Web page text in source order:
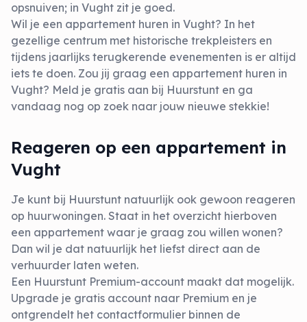
opsnuiven; in Vught zit je goed.
Wil je een appartement huren in Vught? In het
gezellige centrum met historische trekpleisters en
tijdens jaarlijks terugkerende evenementen is er altijd
iets te doen. Zou jij graag een appartement huren in
Vught? Meld je gratis aan bij Huurstunt en ga
vandaag nog op zoek naar jouw nieuwe stekkie!
Reageren op een appartement in
Vught
Je kunt bij Huurstunt natuurlijk ook gewoon reageren
op huurwoningen. Staat in het overzicht hierboven
een appartement waar je graag zou willen wonen?
Dan wil je dat natuurlijk het liefst direct aan de
verhuurder laten weten.
Een Huurstunt Premium-account maakt dat mogelijk.
Upgrade je gratis account naar Premium en je
ontgrendelt het contactformulier binnen de